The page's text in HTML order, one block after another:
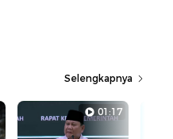
Selengkapnya
01:17